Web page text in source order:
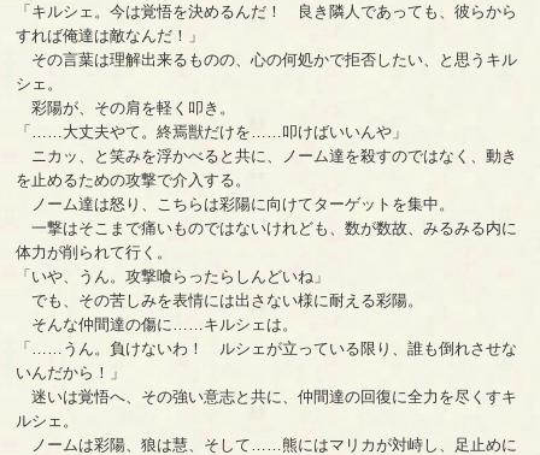
「キルシェ。今は覚悟を決めるんだ！ 良き隣人であっても、彼らから
すれば俺達は敵なんだ！」
その言葉は理解出来るものの、心の何処かで拒否したい、と思うキル
シェ。
彩陽が、その肩を軽く叩き。
「……大丈夫やて。終焉獣だけを……叩けばいいんや」
ニカッ、と笑みを浮かべると共に、ノーム達を殺すのではなく、動き
を止めるための攻撃で介入する。
ノーム達は怒り、こちらは彩陽に向けてターゲットを集中。
一撃はそこまで痛いものではないけれども、数が数故、みるみる内に
体力が削られて行く。
「いや、うん。攻撃喰らったらしんどいね」
でも、その苦しみを表情には出さない様に耐える彩陽。
そんな仲間達の傷に……キルシェは。
「……うん。負けないわ！ ルシェが立っている限り、誰も倒れさせな
いんだから！」
迷いは覚悟へ、その強い意志と共に、仲間達の回復に全力を尽くすキ
ルシェ。
ノームは彩陽、狼は慧、そして……熊にはマリカが対峙し、足止めに